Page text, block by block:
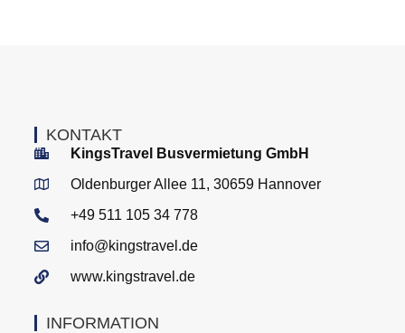
INFORMATION
KONTAKT
KingsTravel Busvermietung GmbH
Oldenburger Allee 11, 30659 Hannover
+49 511 105 34 778
info@kingstravel.de
www.kingstravel.de